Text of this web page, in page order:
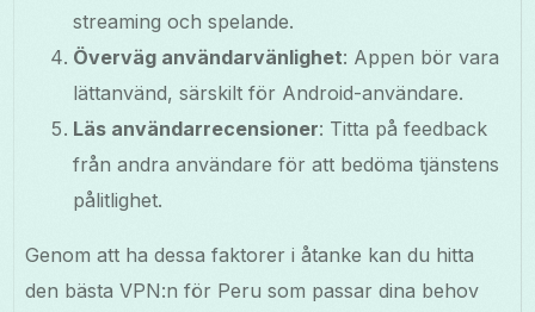
streaming och spelande.
Överväg användarvänlighet: Appen bör vara
lättanvänd, särskilt för Android-användare.
Läs användarrecensioner: Titta på feedback
från andra användare för att bedöma tjänstens
pålitlighet.
Genom att ha dessa faktorer i åtanke kan du hitta
den bästa VPN:n för Peru som passar dina behov